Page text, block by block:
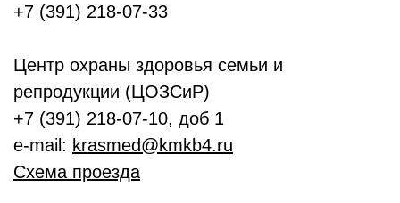
+7 (391) 218-07-33
Центр охраны здоровья семьи и
репродукции (ЦОЗСиР)
+7 (391) 218-07-10, доб 1
e-mail: krasmed@kmkb4.ru
Схема проезда